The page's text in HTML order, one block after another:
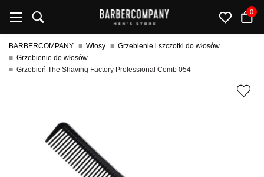
0
BARBERCOMPANY Włosy
Grzebienie i szczotki do włosów
Grzebienie do włosów
Grzebień The Shaving Factory Professional Comb 054